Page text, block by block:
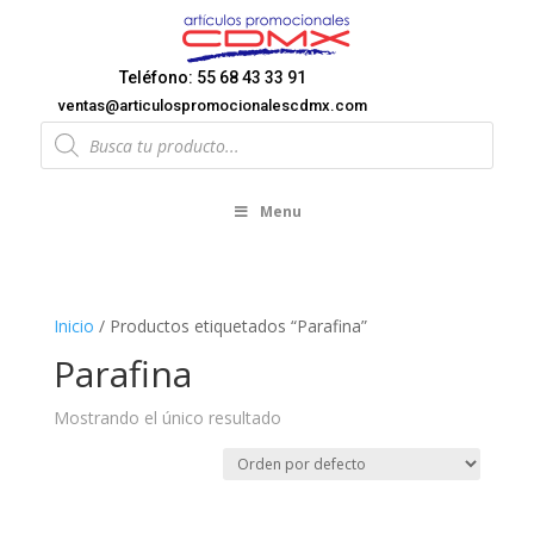
Teléfono: 55 68 43 33 91
ventas@articulospromocionalescdmx.com
Products
search
Menu
Inicio / Productos etiquetados “Parafina”
Parafina
Mostrando el único resultado